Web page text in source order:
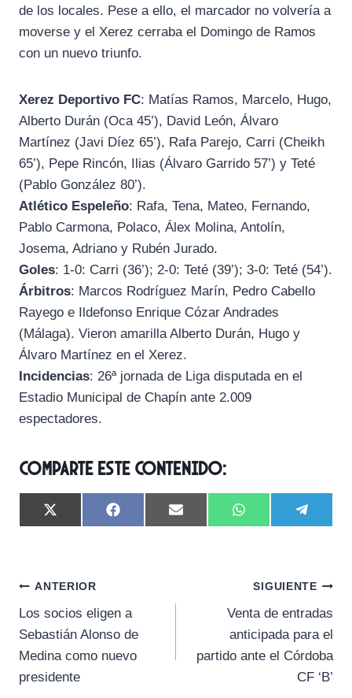
de los locales. Pese a ello, el marcador no volvería a
moverse y el Xerez cerraba el Domingo de Ramos
con un nuevo triunfo.
Xerez Deportivo FC: Matías Ramos, Marcelo, Hugo,
Alberto Durán (Oca 45’), David León, Álvaro
Martínez (Javi Díez 65’), Rafa Parejo, Carri (Cheikh
65’), Pepe Rincón, Ilias (Álvaro Garrido 57’) y Teté
(Pablo González 80’).
Atlético Espeleño: Rafa, Tena, Mateo, Fernando,
Pablo Carmona, Polaco, Álex Molina, Antolín,
Josema, Adriano y Rubén Jurado.
Goles: 1-0: Carri (36’); 2-0: Teté (39’); 3-0: Teté (54’).
Árbitros: Marcos Rodríguez Marín, Pedro Cabello
Rayego e Ildefonso Enrique Cózar Andrades
(Málaga). Vieron amarilla Alberto Durán, Hugo y
Álvaro Martínez en el Xerez.
Incidencias: 26ª jornada de Liga disputada en el
Estadio Municipal de Chapín ante 2.009
espectadores.
Comparte este contenido:
C
o
r
i
r
e
n
X
(
t
e
r
)
C
o
i
r
e
n
F
a
k
C
o
E
m
C
o
i
r
e
n
W
h
A
p
C
o
r
i
r
e
n
e
r
m
Navegación
de
entradas
ANTERIOR
Los socios eligen a
Sebastián Alonso de
Medina como nuevo
presidente
SIGUIENTE
Venta de entradas
anticipada para el
partido ante el Córdoba
CF ‘B’